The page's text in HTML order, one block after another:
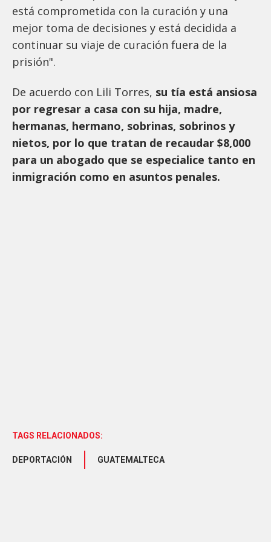
está comprometida con la curación y una
mejor toma de decisiones y está decidida a
continuar su viaje de curación fuera de la
prisión".
De acuerdo con Lili Torres, su tía está ansiosa
por regresar a casa con su hija, madre,
hermanas, hermano, sobrinas, sobrinos y
nietos, por lo que tratan de recaudar $8,000
para un abogado que se especialice tanto en
inmigración como en asuntos penales.
TAGS RELACIONADOS:
DEPORTACIÓN GUATEMALTECA